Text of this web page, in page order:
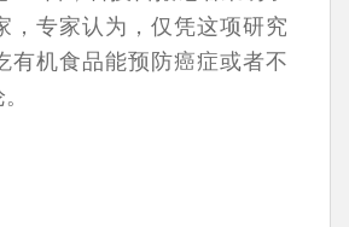
，专家认为，仅凭这项研究
有机食品能预防癌症或者不